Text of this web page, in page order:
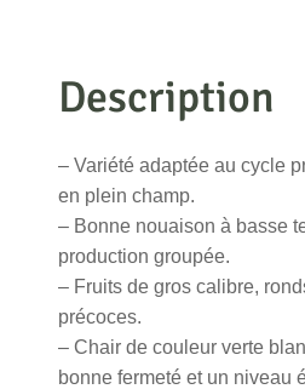
Description
– Variété adaptée au cycle
en plein champ.
– Bonne nouaison à basse
production groupée.
– Fruits de gros calibre,
précoces.
– Chair de couleur verte
bonne fermeté et un niveau